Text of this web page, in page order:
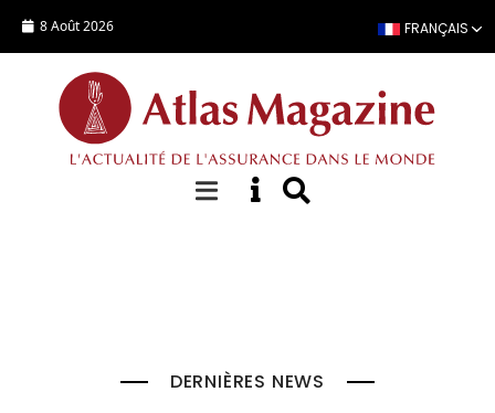
8 Août 2026 FRANÇAIS
À la Une
DERNIÈRES NEWS